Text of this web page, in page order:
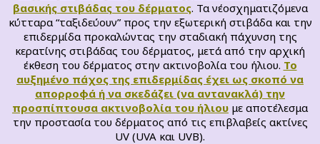
βασικής στιβάδας του δέρματος. Τα νέοσχηματιζόμενα
κύτταρα “ταξιδεύουν” προς την εξωτερική στιβάδα και την
επιδερμίδα προκαλώντας την σταδιακή πάχυνση της
κερατίνης στιβάδας του δέρματος, μετά από την αρχική
έκθεση του δέρματος στην ακτινοβολία του ήλιου. Το
αυξημένο πάχος της επιδερμίδας έχει ως σκοπό να
απορροφά ή να σκεδάζει (να αντανακλά) την
προσπίπτουσα ακτινοβολία του ήλιου με αποτέλεσμα
την προστασία του δέρματος από τις επιβλαβείς ακτίνες
UV (UVA και UVB).